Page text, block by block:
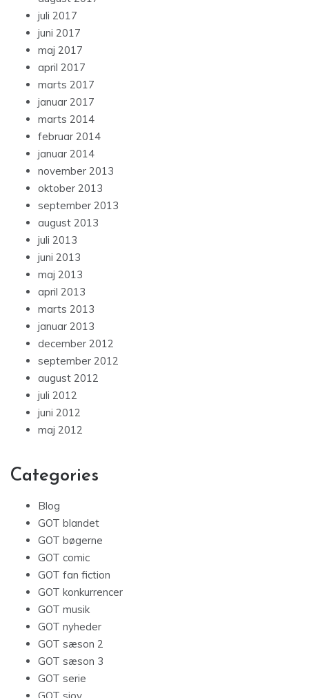
juli 2017
juni 2017
maj 2017
april 2017
marts 2017
januar 2017
marts 2014
februar 2014
januar 2014
november 2013
oktober 2013
september 2013
august 2013
juli 2013
juni 2013
maj 2013
april 2013
marts 2013
januar 2013
december 2012
september 2012
august 2012
juli 2012
juni 2012
maj 2012
Categories
Blog
GOT blandet
GOT bøgerne
GOT comic
GOT fan fiction
GOT konkurrencer
GOT musik
GOT nyheder
GOT sæson 2
GOT sæson 3
GOT serie